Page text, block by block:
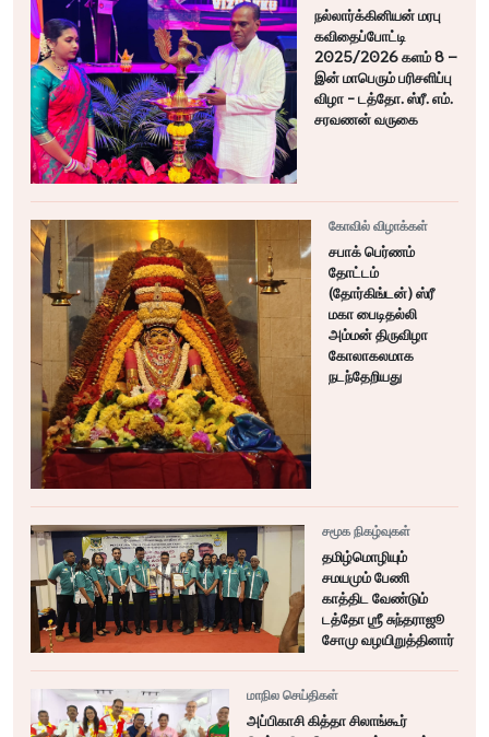
நல்லார்க்கினியன் மரபு
கவிதைப்போட்டி
2025/2026 களம் 8 –
இன் மாபெரும் பரிசளிப்பு
விழா - டத்தோ. ஸ்ரீ. எம்.
சரவணன் வருகை
கோவில் விழாக்கள்
சபாக் பெர்ணம்
தோட்டம்
(தோர்கிங்டன்) ஸ்ரீ
மகா பைடிதல்லி
அம்மன் திருவிழா
கோலாகலமாக
நடந்தேறியது
சமூக நிகழ்வுகள்
தமிழ்மொழியும்
சமயமும் பேணி
காத்திட வேண்டும்
டத்தோ ஶ்ரீ சுந்தராஜூ
சோமு வழயிறுத்தினார்
மாநில செய்திகள்
அப்பிகாசி கித்தா சிலாங்கூர்